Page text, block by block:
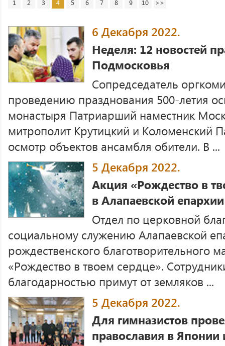
1 2 3 4 5 6 7 8 9 10 >>
6 Декабря 2022.
Неделя: 12 новостей
Подмосковья
Сопредседатель
проведению празднования 500-летия
монастыря Патриарший наместник
митрополит Крутицкий и Коломенский
осмотр объектов ансамбля обители. В ...
5 Декабря 2022.
Акция «Рождество в
в Алапаевской епархии
Отдел по церковной
социальному служению Алапаевской
рождественского благотворительного
«Рождество в твоем сердце».
благодарностью примут от земляков ...
5 Декабря 2022.
Для гимназистов
православия в Японии